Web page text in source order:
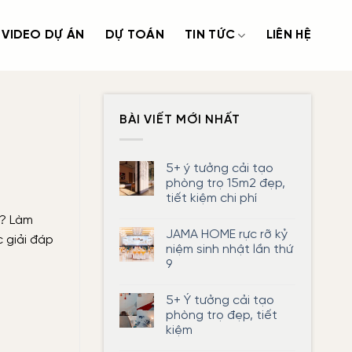
VIDEO DỰ ÁN DỰ TOÁN TIN TỨC LIÊN HỆ
Làm
giải đáp
BÀI VIẾT MỚI NHẤT
5+ ý tưởng cải tạo
phòng trọ 15m2 đẹp,
tiết kiệm chi phí
bình
luận
ở
5+
cải
tạo
phòng
trọ
15m2
JAMA HOME rực rỡ kỷ
niệm sinh nhật lần thứ
9
bình
luận
ở
JAMA
5+ Ý tưởng cải tạo
phòng trọ đẹp, tiết
kiệm